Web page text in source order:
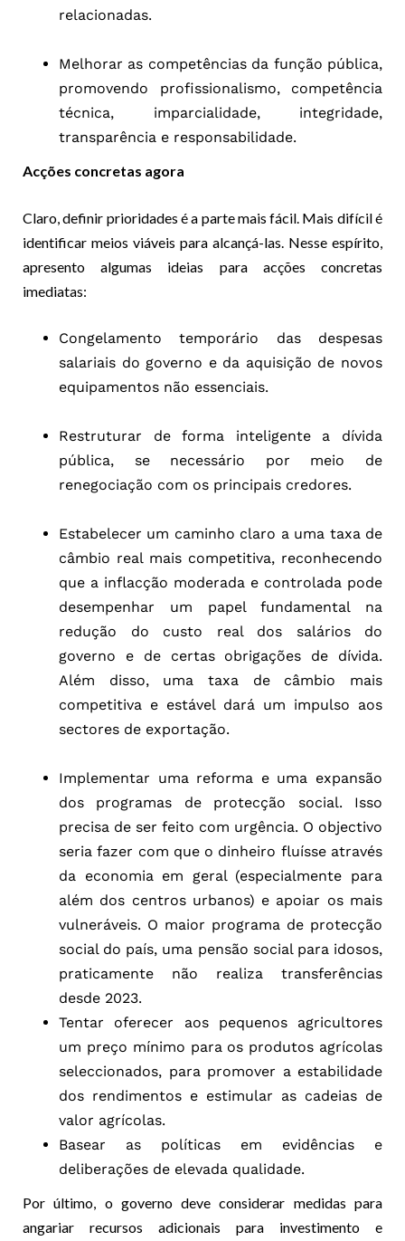
relacionadas.
Melhorar as competências da função pública,
promovendo profissionalismo, competência
técnica, imparcialidade, integridade,
transparência e responsabilidade.
Acções concretas agora
Claro, definir prioridades é a parte mais fácil. Mais difícil é
identificar meios viáveis para alcançá-las. Nesse espírito,
apresento algumas ideias para acções concretas
imediatas:
Congelamento temporário das despesas
salariais do governo e da aquisição de novos
equipamentos não essenciais.
Restruturar de forma inteligente a dívida
pública, se necessário por meio de
renegociação com os principais credores.
Estabelecer um caminho claro a uma taxa de
câmbio real mais competitiva, reconhecendo
que a inflacção moderada e controlada pode
desempenhar um papel fundamental na
redução do custo real dos salários do
governo e de certas obrigações de dívida.
Além disso, uma taxa de câmbio mais
competitiva e estável dará um impulso aos
sectores de exportação.
Implementar uma reforma e uma expansão
dos programas de protecção social. Isso
precisa de ser feito com urgência. O objectivo
seria fazer com que o dinheiro fluísse através
da economia em geral (especialmente para
além dos centros urbanos) e apoiar os mais
vulneráveis. O maior programa de protecção
social do país, uma pensão social para idosos,
praticamente não realiza transferências
desde 2023.
Tentar oferecer aos pequenos agricultores
um preço mínimo para os produtos agrícolas
seleccionados, para promover a estabilidade
dos rendimentos e estimular as cadeias de
valor agrícolas.
Basear as políticas em evidências e
deliberações de elevada qualidade.
Por último, o governo deve considerar medidas para
angariar recursos adicionais para investimento e